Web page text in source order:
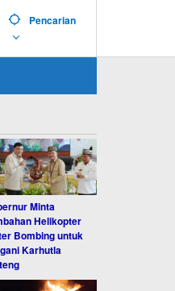
Pencarian
Minta
Helikopter
Bombing untuk
Karhutla